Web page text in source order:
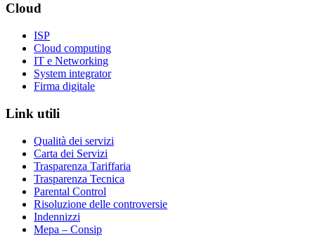
Cloud
ISP
Cloud computing
IT e Networking
System integrator
Firma digitale
Link utili
Qualità dei servizi
Carta dei Servizi
Trasparenza Tariffaria
Trasparenza Tecnica
Parental Control
Risoluzione delle controversie
Indennizzi
Mepa – Consip